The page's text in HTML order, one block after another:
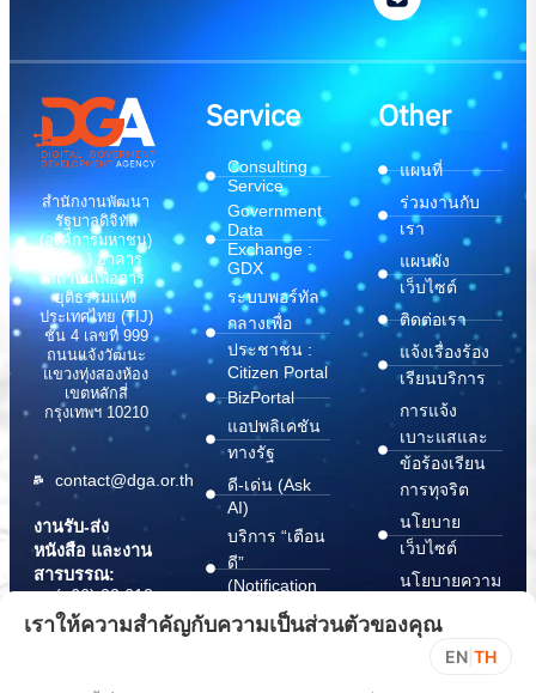
สำนักงานพัฒนา
รัฐบาลดิจิทัล
(องค์การมหาชน)
(สพร.) อาคาร
สถาบันเพื่อการ
ยุติธรรมแห่ง
ประเทศไทย (TIJ)
ชั้น 4 เลขที่ 999
ถนนแจ้งวัฒนะ
แขวงทุ่งสองห้อง
เขตหลักสี่
กรุงเทพฯ 10210
contact@dga.or.th
งานรับ-ส่ง
หนังสือ และงาน
สารบรรณ:
(+66) 02 612
6000
saraban@dga.or.th
Service
Consulting
Service
Government
Data
Exchange :
GDX
ระบบพอร์ทัล
กลางเพื่อ
ประชาชน :
Citizen Portal
BizPortal
แอปพลิเคชัน
ทางรัฐ
ดี-เด่น (Ask
AI)
บริการ “เตือน
ดี”
(Notification
บริการ
Other
แผนที่
ร่วมงานกับ
เรา
แผนผัง
เว็บไซต์
ติดต่อเรา
แจ้งเรื่องร้อง
เรียนบริการ
การแจ้ง
เบาะแสและ
ข้อร้องเรียน
การทุจริต
นโยบาย
เว็บไซต์
นโยบายความ
ปลอดภัย
สารสนเทศ
เราให้ความสำคัญกับความเป็นส่วนตัวของคุณ
EN TH